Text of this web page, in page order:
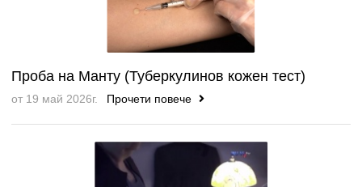
Проба на Манту (Туберкулинов кожен тест)
от 19 май 2026г. Прочети повече